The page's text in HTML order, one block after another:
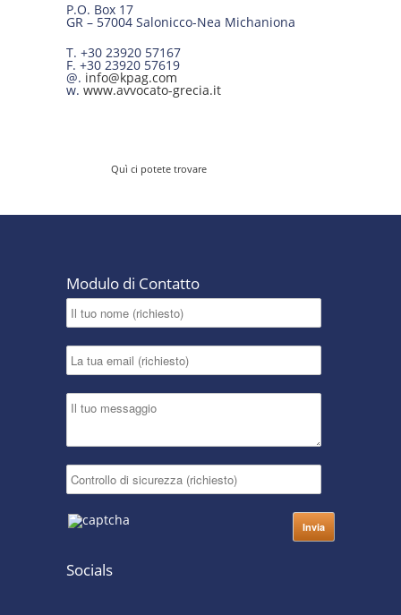
P.O. Box 17
GR – 57004 Salonicco-Nea Michaniona
T. +30 23920 57167
F. +30 23920 57619
@. info@kpag.com
w. www.avvocato-grecia.it
Quì ci potete trovare
Modulo di Contatto
Socials